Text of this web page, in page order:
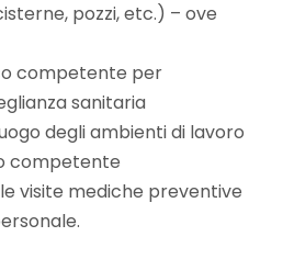
pozzi, etc.) – ove
competente per
sanitaria
degli ambienti di lavoro
competente
visite mediche preventive